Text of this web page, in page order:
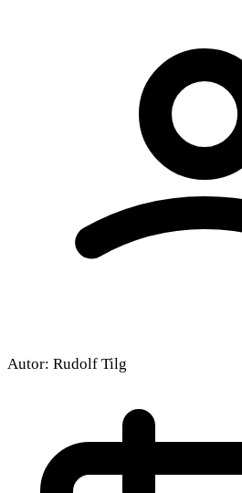
Autor: Rudolf Tilg